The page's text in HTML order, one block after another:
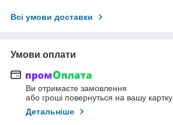
Всі умови доставки
Умови оплати
Ви отримаєте замовлення
або гроші повернуться на вашу картку
Детальніше